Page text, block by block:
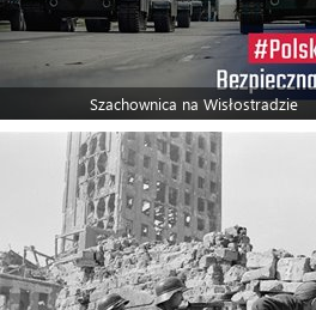
Szachownica na Wisłostradzie